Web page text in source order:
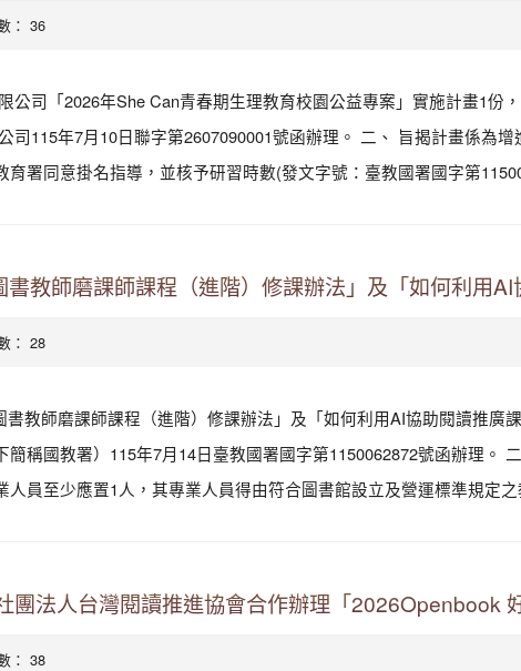
： 36
公司「2026年She Can青春期生理教育校園公益專案」實施計畫1份
司115年7月10日聯字第2607090001號函辦理。 二、 旨揭計畫係為
育署同意掛名指導，並核予研習時數(發文字號：臺教國署國字第
書教師磨課師課程（進階）修課辦法」及「如何利用AI
： 28
書教師磨課師課程（進階）修課辦法」及「如何利用AI協助閱讀推
簡稱國教署）115年7月14日臺教國署國字第1150062872號函辦理。
人員至少應置1人，其專業人員得由符合圖書館設立及營運標準規定
團法人台灣閱讀推進協會合作辦理「2026Openbook
： 38